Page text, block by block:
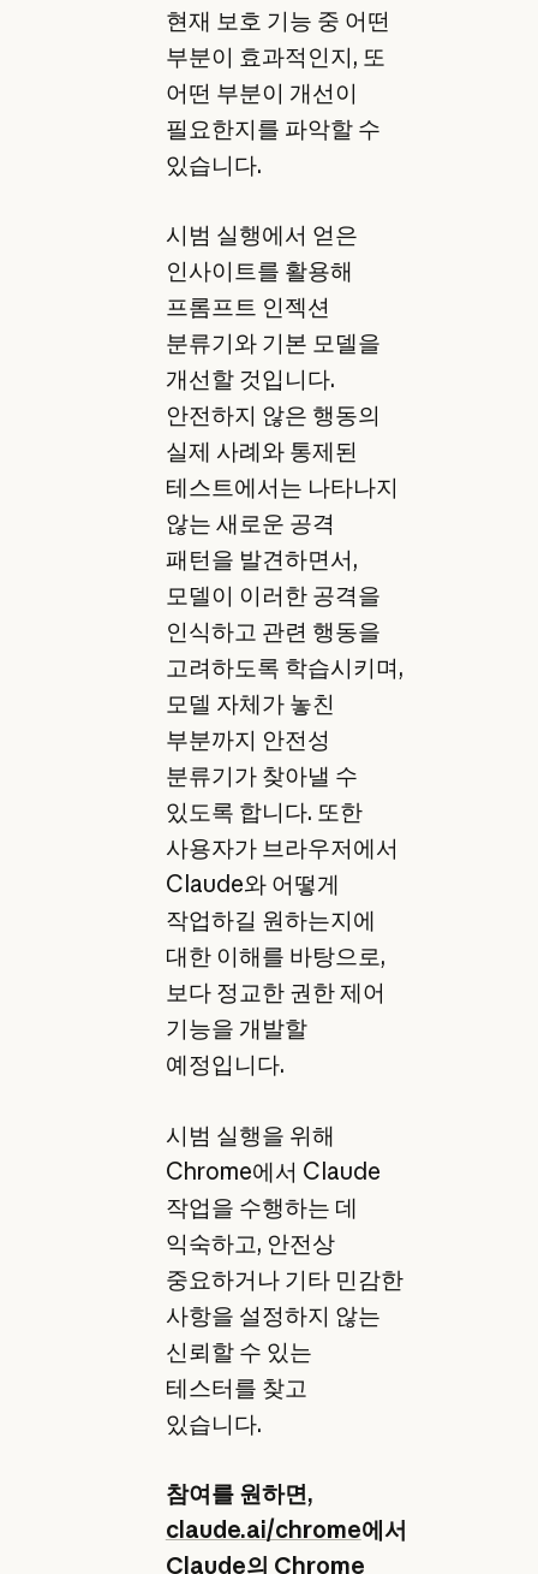
현재 보호 기능 중 어떤
부분이 효과적인지, 또
어떤 부분이 개선이
필요한지를 파악할 수
있습니다.
시범 실행에서 얻은
인사이트를 활용해
프롬프트 인젝션
분류기와 기본 모델을
개선할 것입니다.
안전하지 않은 행동의
실제 사례와 통제된
테스트에서는 나타나지
않는 새로운 공격
패턴을 발견하면서,
모델이 이러한 공격을
인식하고 관련 행동을
고려하도록 학습시키며,
모델 자체가 놓친
부분까지 안전성
분류기가 찾아낼 수
있도록 합니다. 또한
사용자가 브라우저에서
Claude와 어떻게
작업하길 원하는지에
대한 이해를 바탕으로,
보다 정교한 권한 제어
기능을 개발할
예정입니다.
시범 실행을 위해
Chrome에서 Claude
작업을 수행하는 데
익숙하고, 안전상
중요하거나 기타 민감한
사항을 설정하지 않는
신뢰할 수 있는
테스터를 찾고
있습니다.
참여를 원하면,
claude.ai/chrome에서
Claude의 Chrome